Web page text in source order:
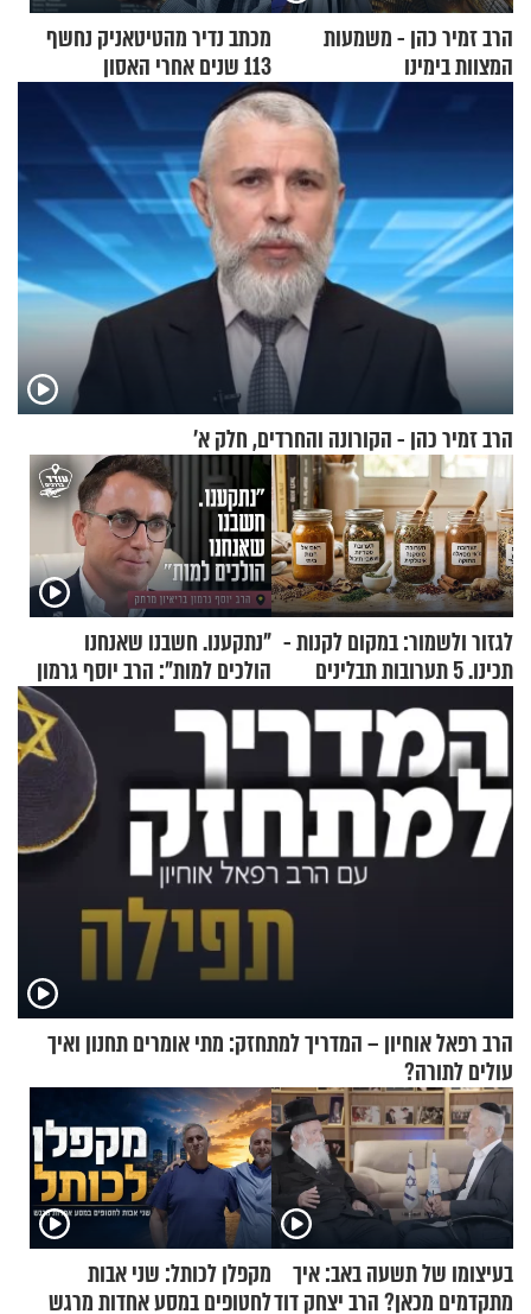
הרב זמיר כהן - משמעות
המצוות בימינו
מכתב נדיר מהטיטאניק נחשף
113 שנים אחרי האסון
הרב זמיר כהן - הקורונה והחרדים, חלק א’
לגזור ולשמור: במקום לקנות -
תכינו. 5 תערובות תבלינים
שמתאימות להכל
"נתקענו. חשבנו שאנחנו
הולכים למות": הרב יוסף גרמון
הרב רפאל אוחיון – המדריך למתחזק: מתי אומרים תחנון ואיך
עולים לתורה?
בעיצומו של תשעה באב: איך
מתקדמים מכאן? הרב יצחק דוד
מקפלן לכותל: שני אבות
לחטופים במסע אחדות מרגש